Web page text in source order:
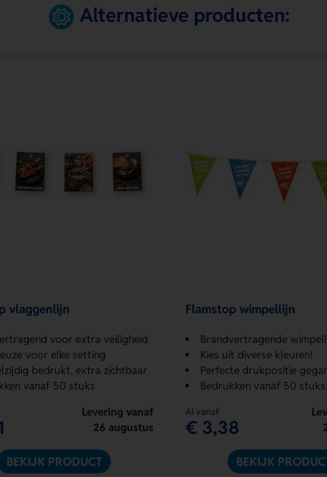
Alternatieve producten:
vlaggenlijn
voor extra veiligheid
voor elke setting
bedrukt, extra zichtbaar
vanaf 50 stuks
Levering vanaf
26 augustus
BEKIJK PRODUCT
Flamstop wimpellijn
Brandvertragende wimpellijn voor
Kies uit diverse kleuren!
Perfecte drukpositie
Bedrukken vanaf 50 stuks
Al vanaf
€ 3,38
BEKIJK